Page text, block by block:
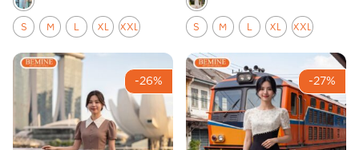
S M L XL XXL S M L XL XXL
-26% -27%